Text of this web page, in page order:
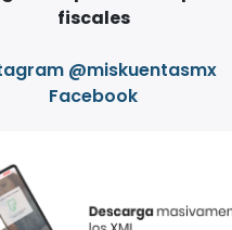
fiscales
@miskuentasmx
Facebook